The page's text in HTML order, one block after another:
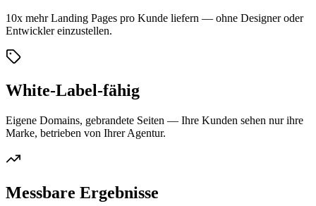
10x mehr Landing Pages pro Kunde liefern — ohne Designer oder
Entwickler einzustellen.
White-Label-fähig
Eigene Domains, gebrandete Seiten — Ihre Kunden sehen nur ihre
Marke, betrieben von Ihrer Agentur.
Messbare Ergebnisse